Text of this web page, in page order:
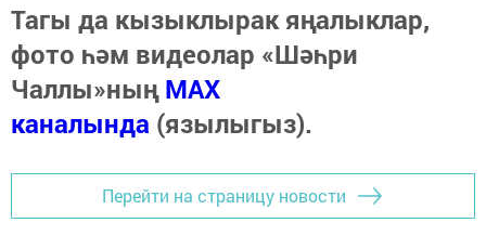
Тагы да кызыклырак яңалыклар,
фото һәм видеолар «Шәһри
Чаллы»ныңMAX
каналында (язылыгыз).
Перейти на страницу новости